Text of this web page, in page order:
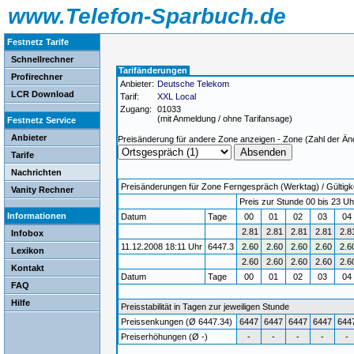
www.Telefon-Sparbuch.de
Festnetz Tarife
Schnellrechner
Profirechner
LCR Download
Festnetz Service
Anbieter
Tarife
Nachrichten
Vanity Rechner
Informationen
Infobox
Lexikon
Kontakt
FAQ
Hilfe
Tarifänderungen
Anbieter: Deutsche Telekom
Tarif:
XXL Local
Zugang:
01033
(mit Anmeldung / ohne Tarifansage)
Preisänderung für andere Zone anzeigen - Zone (Zahl der
Preisänderungen für Zone Ferngespräch (Werktag) /
Preis zur Stunde 00 bis 23
Datum
Tage 00 01 02 03
2.81
2.81 2.81 2.81
11.12.2008 18:11 Uhr 6447.3 2.60 2.60 2.60 2.60
2.60
2.60 2.60 2.60
Datum
Tage 00 01 02 03 04
Preisstabilität in Tagen zur jeweiligen Stunde
Preissenkungen (Ø 6447.34)
6447 6447 6447 6447
Preiserhöhungen (Ø -)
- - - - -